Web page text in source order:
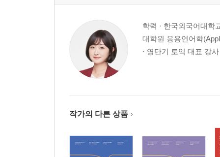
CHAPTER 02 형용사
Unit 05 형용사 빈출 어휘 1
Unit 06 형용사 빈출 어휘 2
Unit 07 형용사 빈출 어휘 3
CHAPTER 03 부사
Unit 10 부사 빈출 어휘 2
학력 · 한국외국어대학
대학원 응용언어학
· 영단기 토익 대표 강
작가의 다른 상품